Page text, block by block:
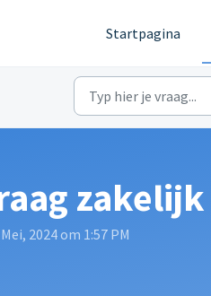
Startpagina
2024 om 1:57 PM